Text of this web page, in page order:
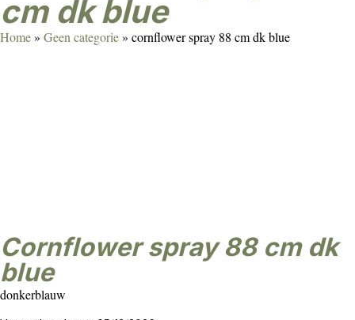
cm dk blue
Home» Geen categorie» cornflower spray 88 cm dk blue
cornflower spray 88 cm dk
blue
donkerblauw